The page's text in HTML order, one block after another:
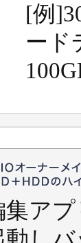
[例
ード
集ア